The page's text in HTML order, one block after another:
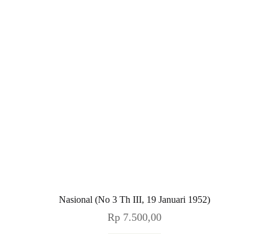
Nasional (No 3 Th III, 19 Januari 1952)
Rp 7.500,00